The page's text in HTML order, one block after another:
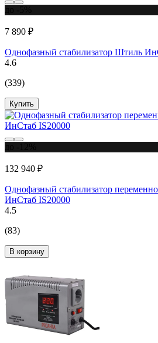
7 890 ₽
Однофазный стабилизатор Штиль
4.6
(339)
Купить
132 940 ₽
Однофазный стабилизатор
ИнСтаб IS20000
4.5
(83)
В корзину